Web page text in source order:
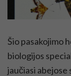
Šio pasakojimo
biologijos
jaučiasi abejose